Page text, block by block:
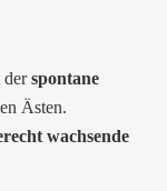
derspontane
Ästen.
wachsende